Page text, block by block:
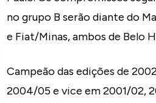
no grupo B serão diante do
e Fiat/Minas, ambos de Belo
Campeão das edições de
2004/05 e vice em 2001/02,